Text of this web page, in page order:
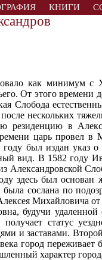
КНИГИ
как минимум
От этого
Слобода
нескольких
резиденцию в
царь провел в
был издан указ
вид. В 1582 году
Александровской
здесь был основан
сослана по
Михайловича
будучи
статус
и заставами.
город
характер